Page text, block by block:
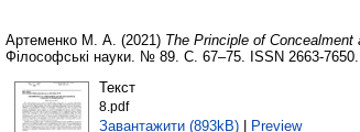
Артеменко М. А. (2021) The Principle of
Філософські науки. № 89. С. 67–75. ISSN 2663-
Текст
8.pdf
Завантажити (893kB)| Preview